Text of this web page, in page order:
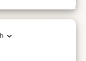
chez vous,
protègent